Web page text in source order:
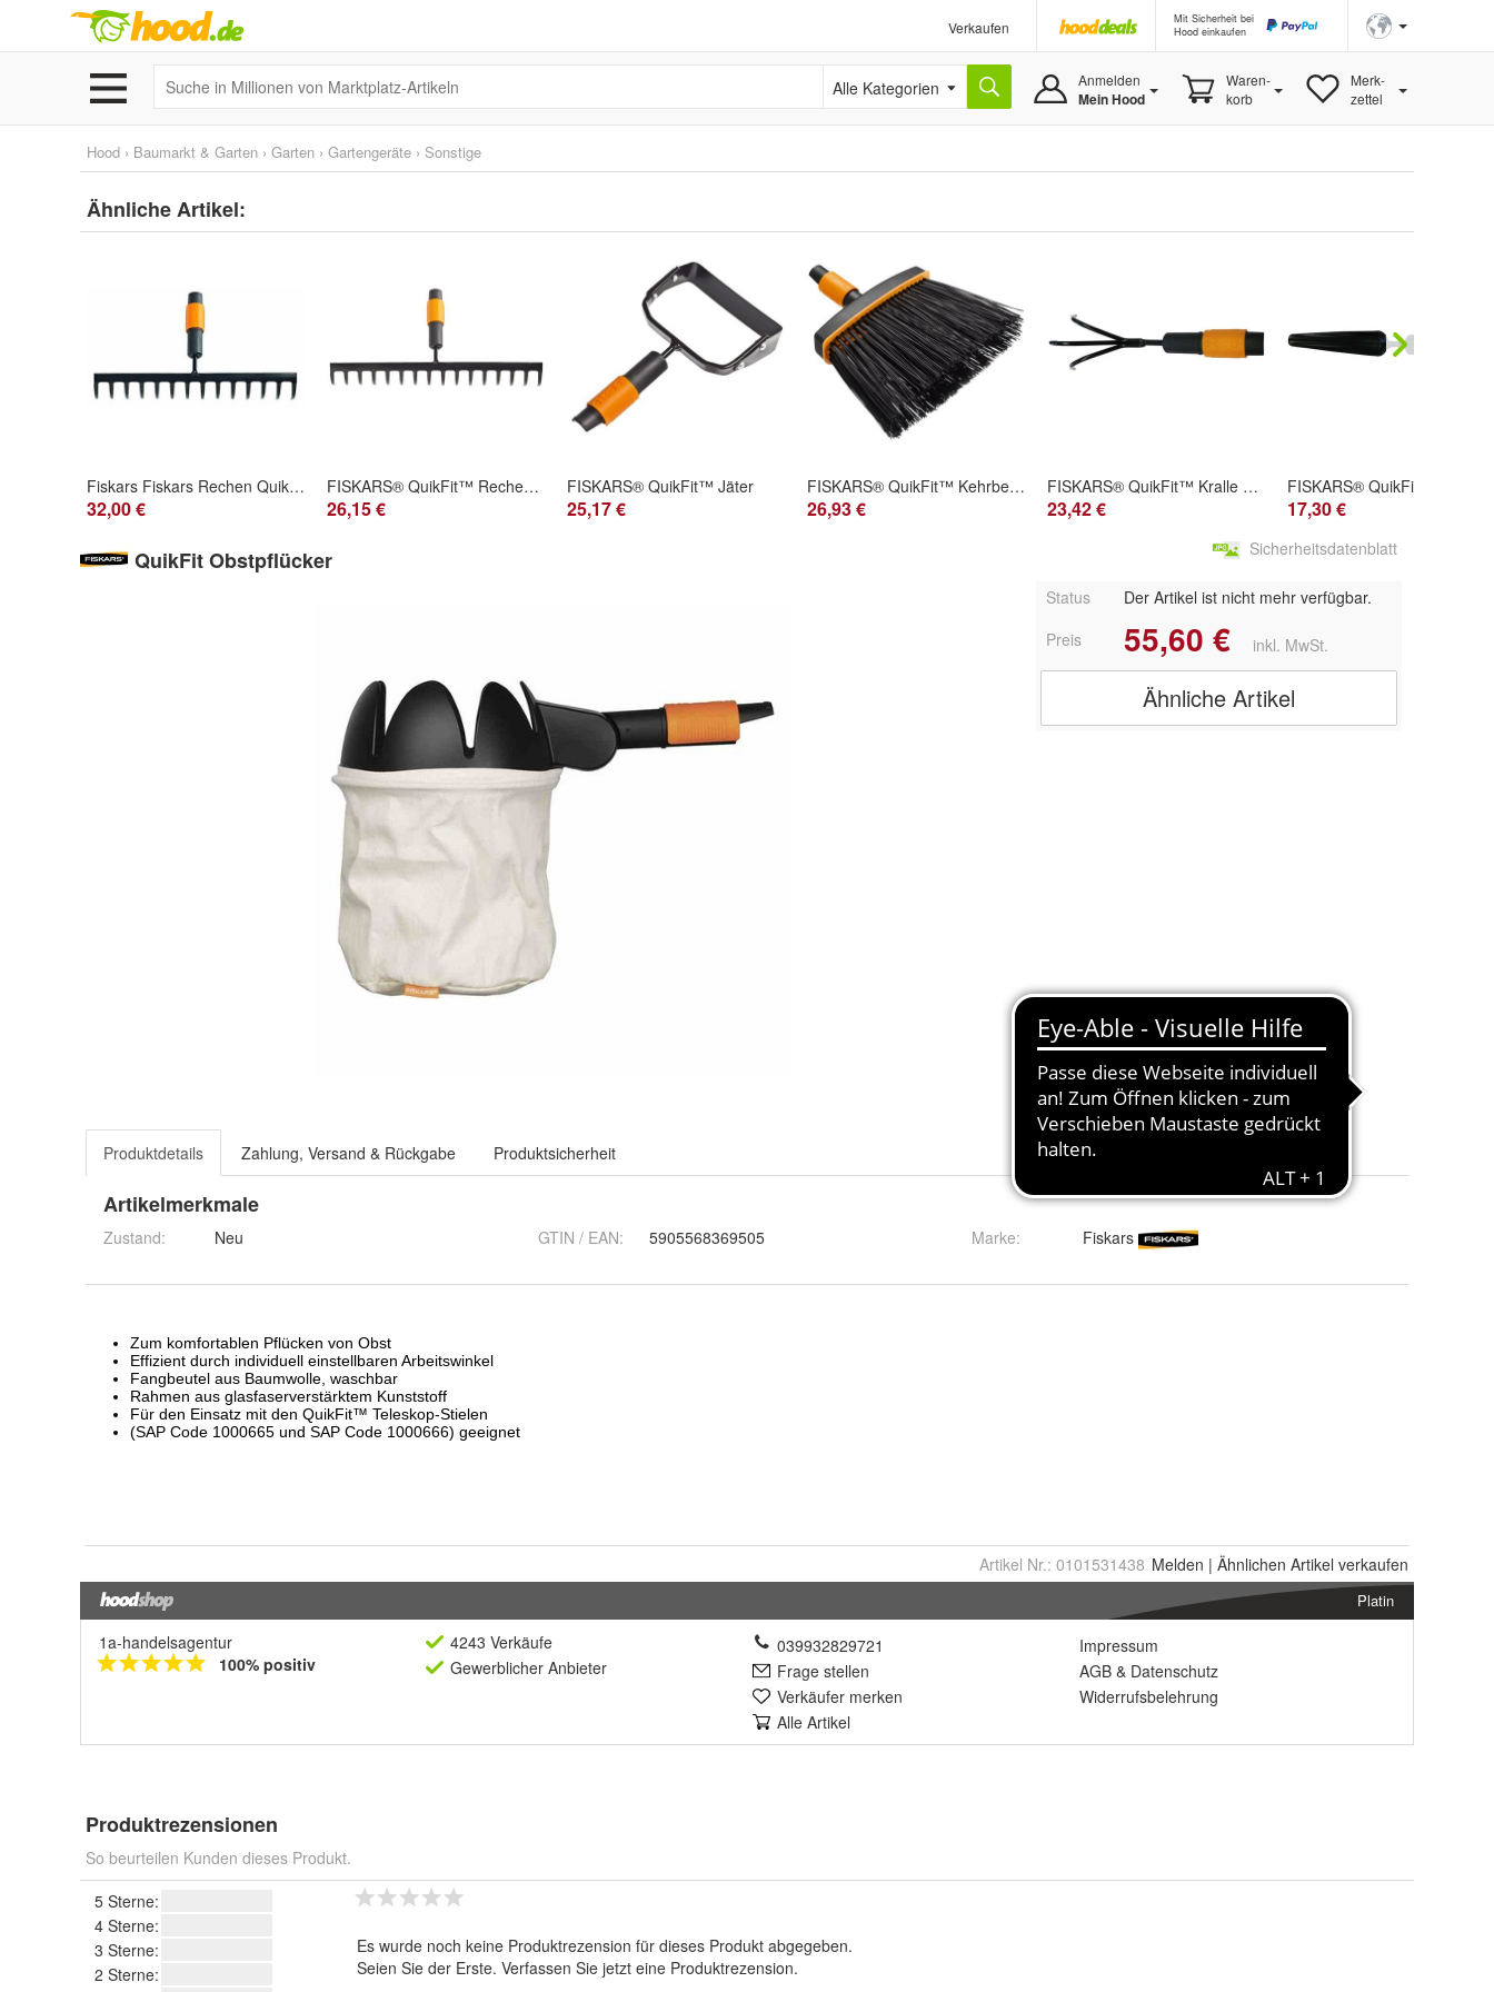
Verkaufen
Mit Sicherheit bei
Hood einkaufen
Alle Kategorien Anmelden
Mein Hood
Waren-
korb
Merk-
zettel
Hood › Baumarkt & Garten › Garten › Gartengeräte › Sonstige
Ähnliche Artikel:
Fiskars Fiskars Rechen QuikFit
32,00 €
FISKARS® QuikFit™ Rechen mit 16 Zinken
26,15 €
FISKARS® QuikFit™ Jäter
25,17 €
FISKARS® QuikFit™ Kehrbesen
26,93 €
FISKARS® QuikFit™ Kralle breit
23,42 € 17,30 €
QuikFit Obstpflücker Sicherheitsdatenblatt
Status
Der Artikel ist nicht mehr verfügbar.
Preis
55,60 € inkl. MwSt.
Ähnliche Artikel
Produktdetails Zahlung, Versand & Rückgabe Produktsicherheit
Artikelmerkmale
Zustand: Neu GTIN / EAN: 5905568369505 Marke: Fiskars
Artikel Nr.: 0101531438 Melden | Ähnlichen Artikel verkaufen
Platin
1a-handelsagentur
100% positiv
4243 Verkäufe
Gewerblicher Anbieter
039932829721
Frage stellen
Verkäufer merken
Alle Artikel
Impressum
AGB & Datenschutz
Widerrufsbelehrung
Produktrezensionen
So beurteilen Kunden dieses Produkt.
5 Sterne:
4 Sterne:
3 Sterne:
2 Sterne:
Es wurde noch keine Produktrezension für dieses Produkt abgegeben.
Seien Sie der Erste. Verfassen Sie jetzt eine Produktrezension.